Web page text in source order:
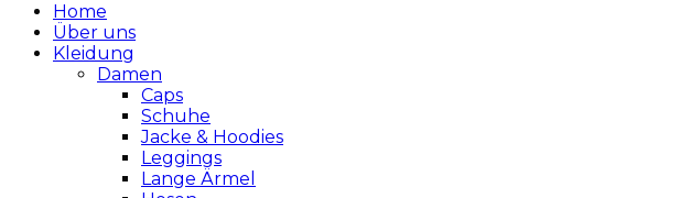
Home
Über uns
Kleidung
Damen
Caps
Schuhe
Jacke & Hoodies
Leggings
Lange Ärmel